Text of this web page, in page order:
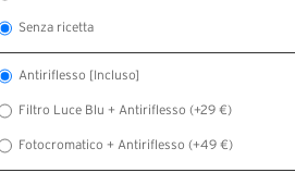
Senza ricetta
Antiriflesso [Incluso]
Filtro Luce Blu + Antiriflesso (+29 €)
Fotocromatico + Antiriflesso (+49 €)